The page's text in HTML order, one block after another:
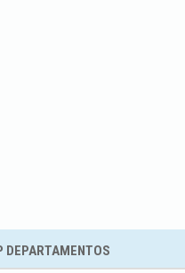
DEPARTAMENTOS